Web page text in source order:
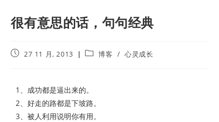
很有意思的话，句句经典
27 11 月, 2013 博客 / 心灵成长
1、成功都是逼出来的。
2、好走的路都是下坡路。
3、被人利用说明你有用。